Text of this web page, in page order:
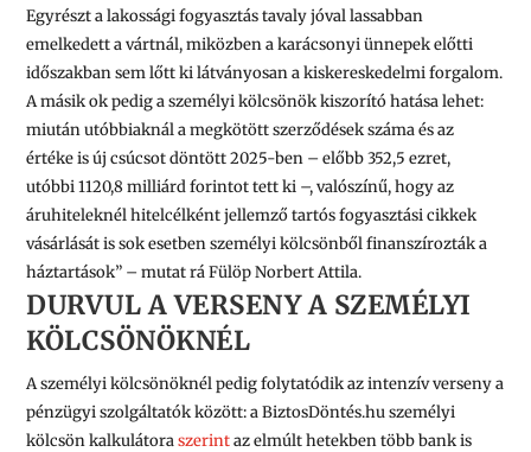
Egyrészt a lakossági fogyasztás tavaly jóval lassabban
emelkedett a vártnál, miközben a karácsonyi ünnepek előtti
időszakban sem lőtt ki látványosan a kiskereskedelmi forgalom.
A másik ok pedig a személyi kölcsönök kiszorító hatása lehet:
miután utóbbiaknál a megkötött szerződések száma és az
értéke is új csúcsot döntött 2025-ben – előbb 352,5 ezret,
utóbbi1120,8 milliárdforintot tett ki –,valószínű, hogy az
áruhiteleknél hitelcélként jellemző tartós fogyasztási cikkek
vásárlását is sok esetben személyi kölcsönből finanszírozták a
háztartások” – mutat rá Fülöp Norbert Attila.
DURVUL A VERSENY A SZEMÉLYI
KÖLCSÖNÖKNÉL
A személyi kölcsönöknél pedig folytatódik az intenzív verseny a
pénzügyi szolgáltatók között: a BiztosDöntés.hu személyi
kölcsön kalkulátoraszerintaz elmúlt hetekben több bank is